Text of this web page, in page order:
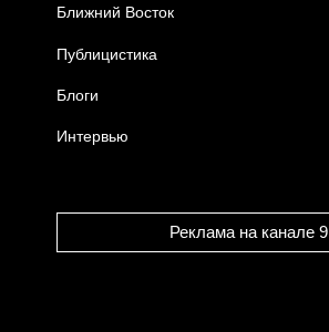
Ближний Восток
Публицистика
Блоги
Интервью
Реклама на канале 9